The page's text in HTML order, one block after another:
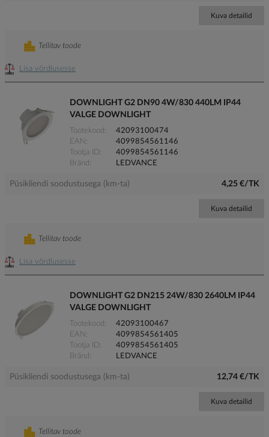
Kuva detailid
Lisa võrdlusesse
Tellitav toode
DOWNLIGHT G2 DN90 4W/830 440LM IP44
VALGE DOWNLIGHT
Tootekood
42093100474
EAN
4099854561146
Tootja ID
4099854561146
Bränd
LEDVANCE
Püsikliendi soodustusega (km-ta) 4,25 €/TK
Kuva detailid
Lisa võrdlusesse
Tellitav toode
DOWNLIGHT G2 DN215 24W/830 2640LM IP44
VALGE DOWNLIGHT
Tootekood
42093100467
EAN
4099854561405
Tootja ID
4099854561405
Bränd
LEDVANCE
Püsikliendi soodustusega (km-ta) 12,74 €/TK
Kuva detailid
Tellitav toode